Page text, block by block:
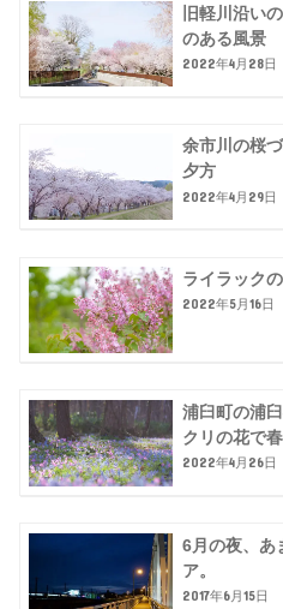
旧軽川沿い
のある風景
2022年4月28日
余市川の桜
夕方
2022年4月29日
ライラック
2022年5月16日
浦臼町の浦
クリの花で
2022年4月26日
6月の夜、あ
ア。
2017年6月15日